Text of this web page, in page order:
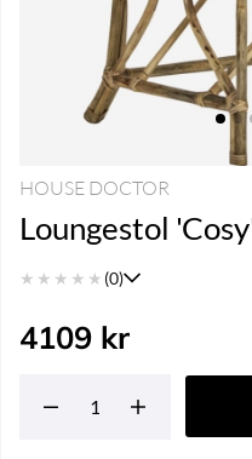
HOUSE DOCTOR
Loungestol
★ ★ ★ ★ ★ (0)
4109 kr